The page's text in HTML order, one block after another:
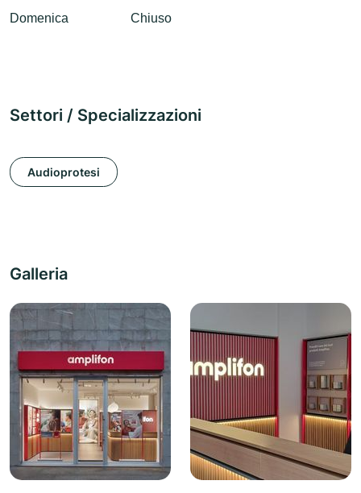
Domenica Chiuso
Settori / Specializzazioni
Audioprotesi
Galleria